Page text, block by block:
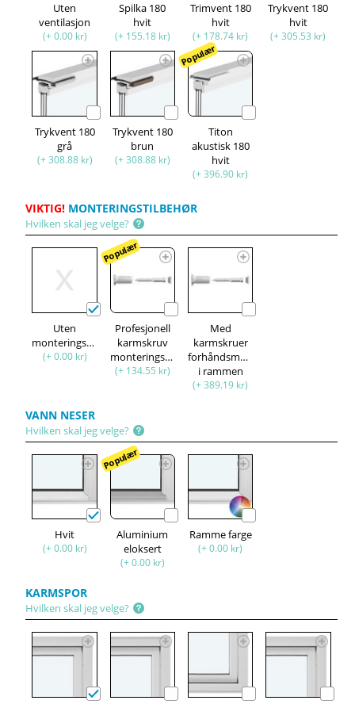
Uten
ventilasjon
(+ 0.00 kr)
Spilka 180
hvit
(+ 155.18 kr)
Trimvent 180
hvit
(+ 178.74 kr)
Trykvent 180
hvit
(+ 305.53 kr)
Trykvent 180
grå
(+ 308.88 kr)
Trykvent 180
brun
(+ 308.88 kr)
Populær
Titon
akustisk 180
hvit
(+ 396.90 kr)
VIKTIG! MONTERINGSTILBEHØR
Hvilken skal jeg velge?
Uten
monteringssett
(+ 0.00 kr)
Populær
Profesjonell
karmskruv
monteringssett
(+ 134.55 kr)
Med
karmskruer
forhåndsmontert
i rammen
(+ 389.19 kr)
VANN NESER
Hvilken skal jeg velge?
Hvit
(+ 0.00 kr)
Populær
Aluminium
eloksert
(+ 0.00 kr)
Ramme farge
(+ 0.00 kr)
KARMSPOR
Hvilken skal jeg velge?